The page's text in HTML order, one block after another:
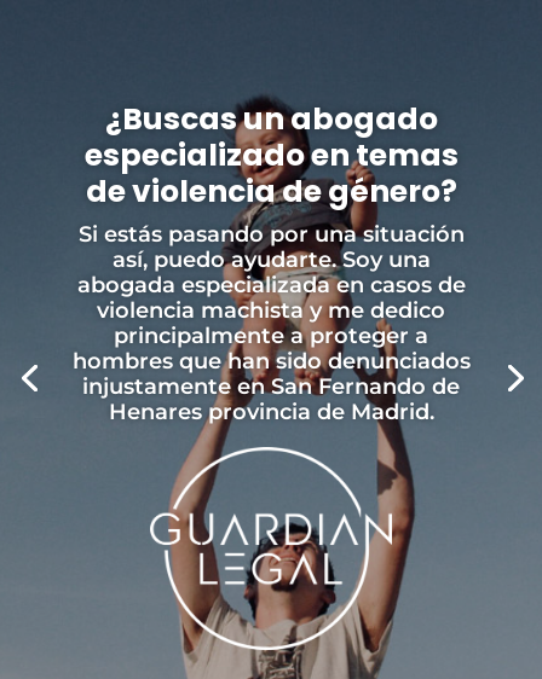
¿Buscas un abogado
especializado en temas
de violencia de género?
Si estás pasando por una situación
así, puedo ayudarte. Soy una
abogada especializada en casos de
violencia machista y me dedico
principalmente a proteger a
hombres que han sido denunciados
injustamente en San Fernando de
Henares provincia de Madrid.